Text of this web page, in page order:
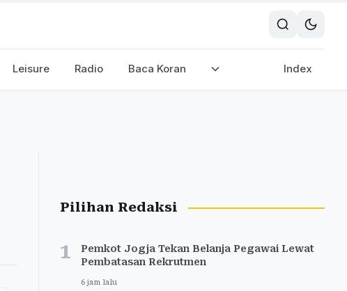
Leisure Radio Baca Koran Index
Pilihan Redaksi
1
Pemkot Jogja Tekan Belanja Pegawai Lewat
Pembatasan Rekrutmen
6 jam lalu